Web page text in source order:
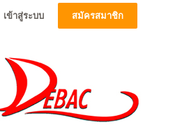
เข้าสู่ระบบ สมัครสมาชิก